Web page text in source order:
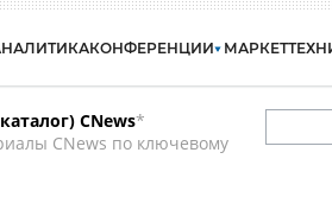
КОНФЕРЕНЦИИ МАРКЕТ
CNews*
CNews по ключевому